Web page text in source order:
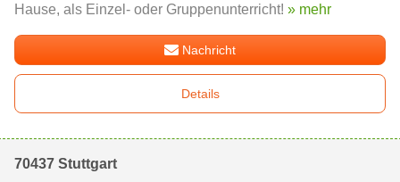
Hause, als Einzel- oder Gruppenunterricht! » mehr
Nachricht
Details
70437 Stuttgart